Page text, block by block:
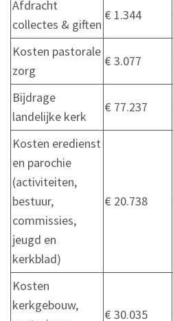
Afdracht
collectes & giften
€ 1.344
Kosten pastorale
zorg
€ 3.077
Bijdrage
landelijke kerk
€ 77.237
Kosten eredienst
en parochie
(activiteiten,
bestuur,
commissies,
jeugd en
kerkblad)
€ 20.738
Kosten
kerkgebouw,
€ 30.035